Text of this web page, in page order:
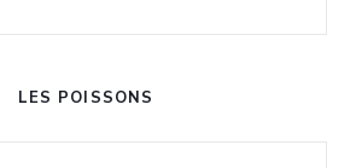
LES POISSONS